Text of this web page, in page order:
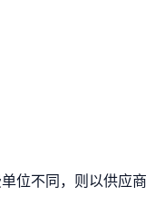
位不同，则以供应商